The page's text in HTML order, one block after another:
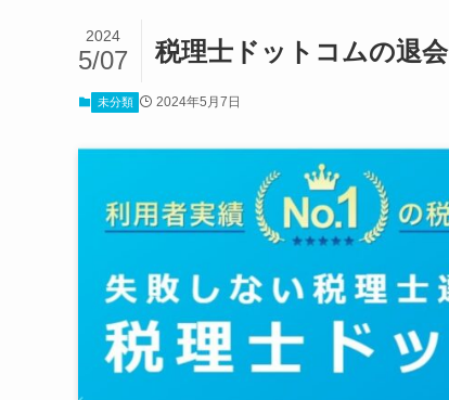
税理士ドットコムの退
2024
5/07
未分類 2024年5月7日